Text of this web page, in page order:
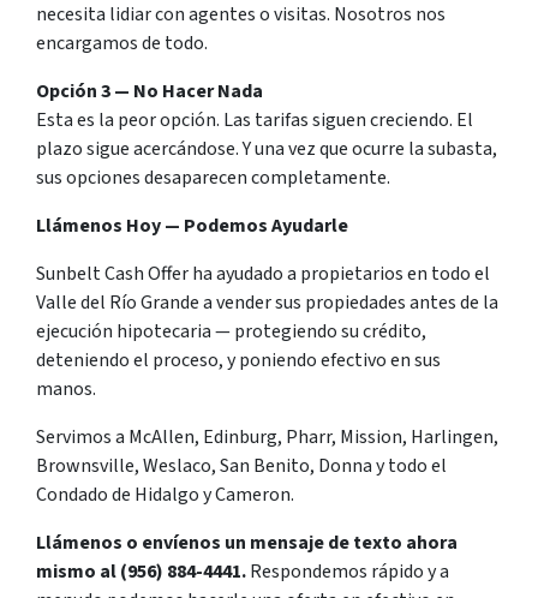
necesita lidiar con agentes o visitas. Nosotros nos
encargamos de todo.
Opción 3 — No Hacer Nada
Esta es la peor opción. Las tarifas siguen creciendo. El
plazo sigue acercándose. Y una vez que ocurre la subasta,
sus opciones desaparecen completamente.
Llámenos Hoy — Podemos Ayudarle
Sunbelt Cash Offer ha ayudado a propietarios en todo el
Valle del Río Grande a vender sus propiedades antes de la
ejecución hipotecaria — protegiendo su crédito,
deteniendo el proceso, y poniendo efectivo en sus
manos.
Servimos a McAllen, Edinburg, Pharr, Mission, Harlingen,
Brownsville, Weslaco, San Benito, Donna y todo el
Condado de Hidalgo y Cameron.
Llámenos o envíenos un mensaje de texto ahora
mismo al (956) 884-4441.Respondemos rápido y a